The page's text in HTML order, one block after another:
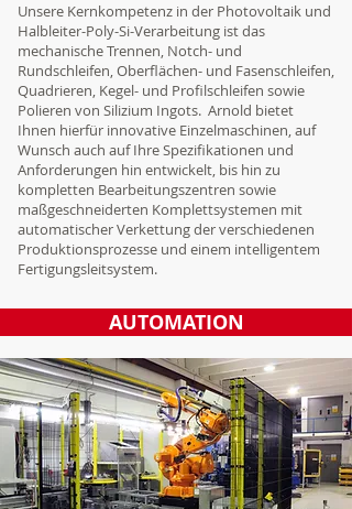
Unsere Kernkompetenz in der Photovoltaik und
Halbleiter-Poly-Si-Verarbeitung ist das
mechanische Trennen, Notch- und
Rundschleifen, Oberflächen- und Fasenschleifen,
Quadrieren, Kegel- und Profilschleifen sowie
Polieren von Silizium Ingots. Arnold bietet
Ihnen hierfür innovative Einzelmaschinen, auf
Wunsch auch auf Ihre Spezifikationen und
Anforderungen hin entwickelt, bis hin zu
kompletten Bearbeitungszentren sowie
maßgeschneiderten Komplettsystemen mit
automatischer Verkettung der verschiedenen
Produktionsprozesse und einem intelligentem
Fertigungsleitsystem.
AUTOMATION